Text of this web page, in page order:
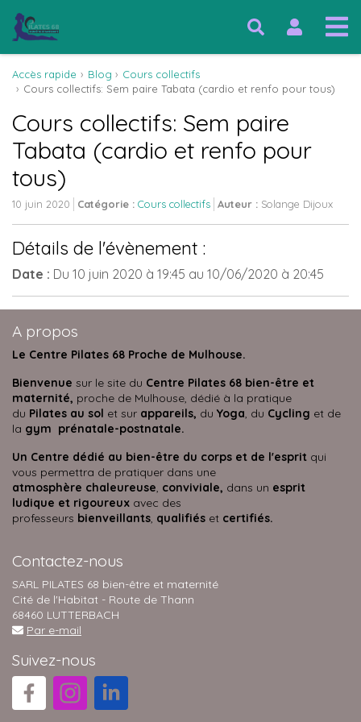
Accès rapide Blog
Cours collectifs
Cours collectifs: Sem paire Tabata (cardio et renfo pour tous)
Cours collectifs: Sem paire
Tabata (cardio et renfo pour
tous)
10 juin 2020 Catégorie : Cours collectifs Auteur : Solange Dijoux
Détails de l'évènement :
Date : Du 10 juin 2020 à 19:45 au 10/06/2020 à 20:45
A propos
Le Centre Pilates 68 Proche de Mulhouse.
Bienvenue sur le site du Centre Pilates 68 bien-être et
maternité, proche de Mulhouse, dédié à la pratique
du Pilates au sol et sur appareils, du Yoga, du Cycling et de
la gym prénatale-postnatale.
Un Centre dédié au bien-être du corps et de l'esprit qui
vous permettra de pratiquer dans une
atmosphère chaleureuse, conviviale, dans un esprit
ludique et rigoureux avec des
professeurs bienveillants, qualifiés et certifiés.
Contactez-nous
SARL PILATES 68 bien-être et maternité
Cité de l'Habitat - Route de Thann
68460 LUTTERBACH
Par e-mail
Suivez-nous